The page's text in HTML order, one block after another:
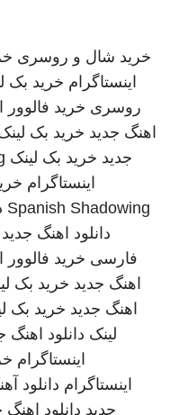
خرید شال و روسری
اینستاگرام خرید بک
روسری خرید فالوور
اهنگ جدید خرید بک
جدید خرید بک لینک
اینستاگرام
Spanish Shadowing
دانلود اهنگ جدید
فارسی خرید فالوور
اهنگ جدید خرید بک
اهنگ جدید خرید بک
لینک دانلود اهنگ
اینستاگرام
اینستاگرام دانلود
جدید دانلود اهنگ